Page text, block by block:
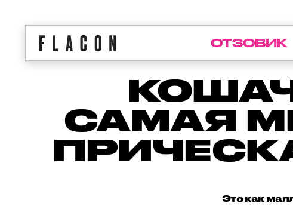
ОТЗОВИК
САМАЯ
Это как